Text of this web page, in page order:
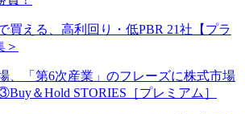
買える、高利回り・低PBR 21社【プラ
＞
、「第6次産業」のフレーズに株式市場
＆Hold STORIES［プレミアム］